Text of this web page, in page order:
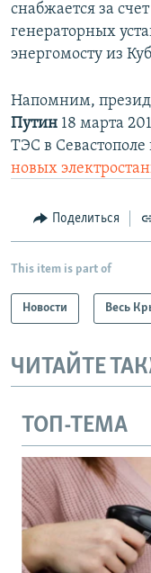
снабжается за
генераторных
энергомосту из
Напомним,
Путин 18 марта
ТЭС в Севастополе
новых
Поделиться
This item is part of
Новости Весь
ЧИТАЙТЕ
ТОП-ТЕМА